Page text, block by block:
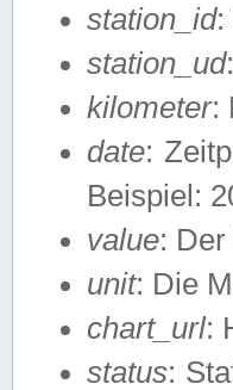
station_id:
station_ud
kilometer:
date:
Beispiel:
value:
unit: Die
chart_url:
status: